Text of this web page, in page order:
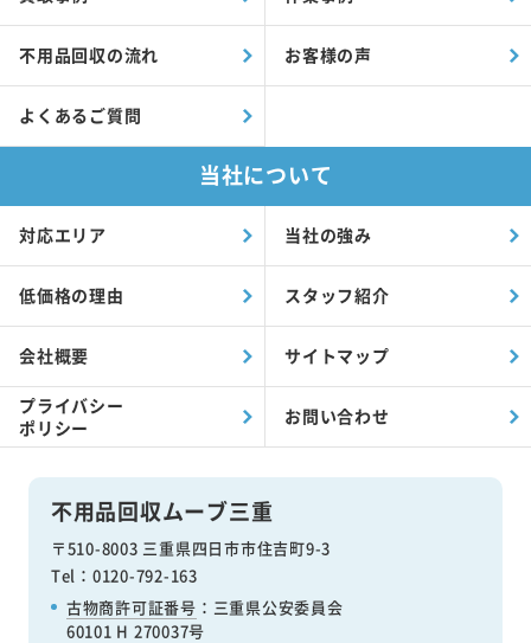
不用品回収ムーブ三重
〒510-8003 三重県四日市市住吉町9-3
Tel：0120-792-163
古物商許可証番号 ：三重県公安委員会
60101 H 270037号
不用品回収の流れ お客様の声
よくあるご質問
当社について
対応エリア 当社の強み
低価格の理由 スタッフ紹介
会社概要 サイトマップ
プライバシー
ポリシー
お問い合わせ